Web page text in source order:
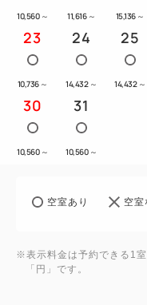
10,560 ～ 11,616 ～ 15,136 ～
23
10,736 ～
24
14,432 ～
25
14,432 ～
30
10,560 ～
31
10,560 ～
空室あり 空室
※表示料金は予約できる1
「円」です。